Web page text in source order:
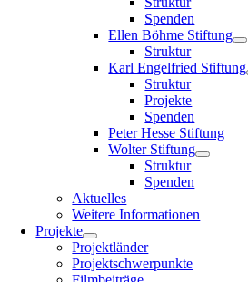
Spenden
Ellen Böhme Stiftung
Struktur
Karl Engelfried Stiftung
Struktur
Projekte
Spenden
Peter Hesse Stiftung
Wolter Stiftung
Struktur
Spenden
Aktuelles
Weitere Informationen
Projekte
Projektländer
Projektschwerpunkte